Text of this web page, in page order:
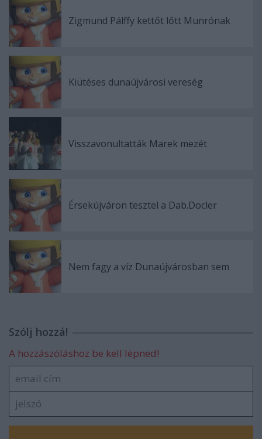
Zigmund Pálffy kettőt lőtt Munrónak
Kiütéses dunaújvárosi vereség
Visszavonultatták Marek mezét
Érsekújváron tesztel a Dab.Docler
Nem fagy a víz Dunaújvárosban sem
Szólj hozzá!
A hozzászóláshoz be kell lépned!